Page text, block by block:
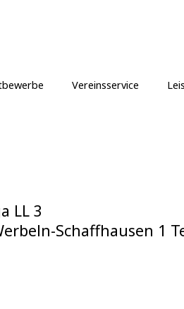
Vereinsservice
LL 3
Schaffhausen 1